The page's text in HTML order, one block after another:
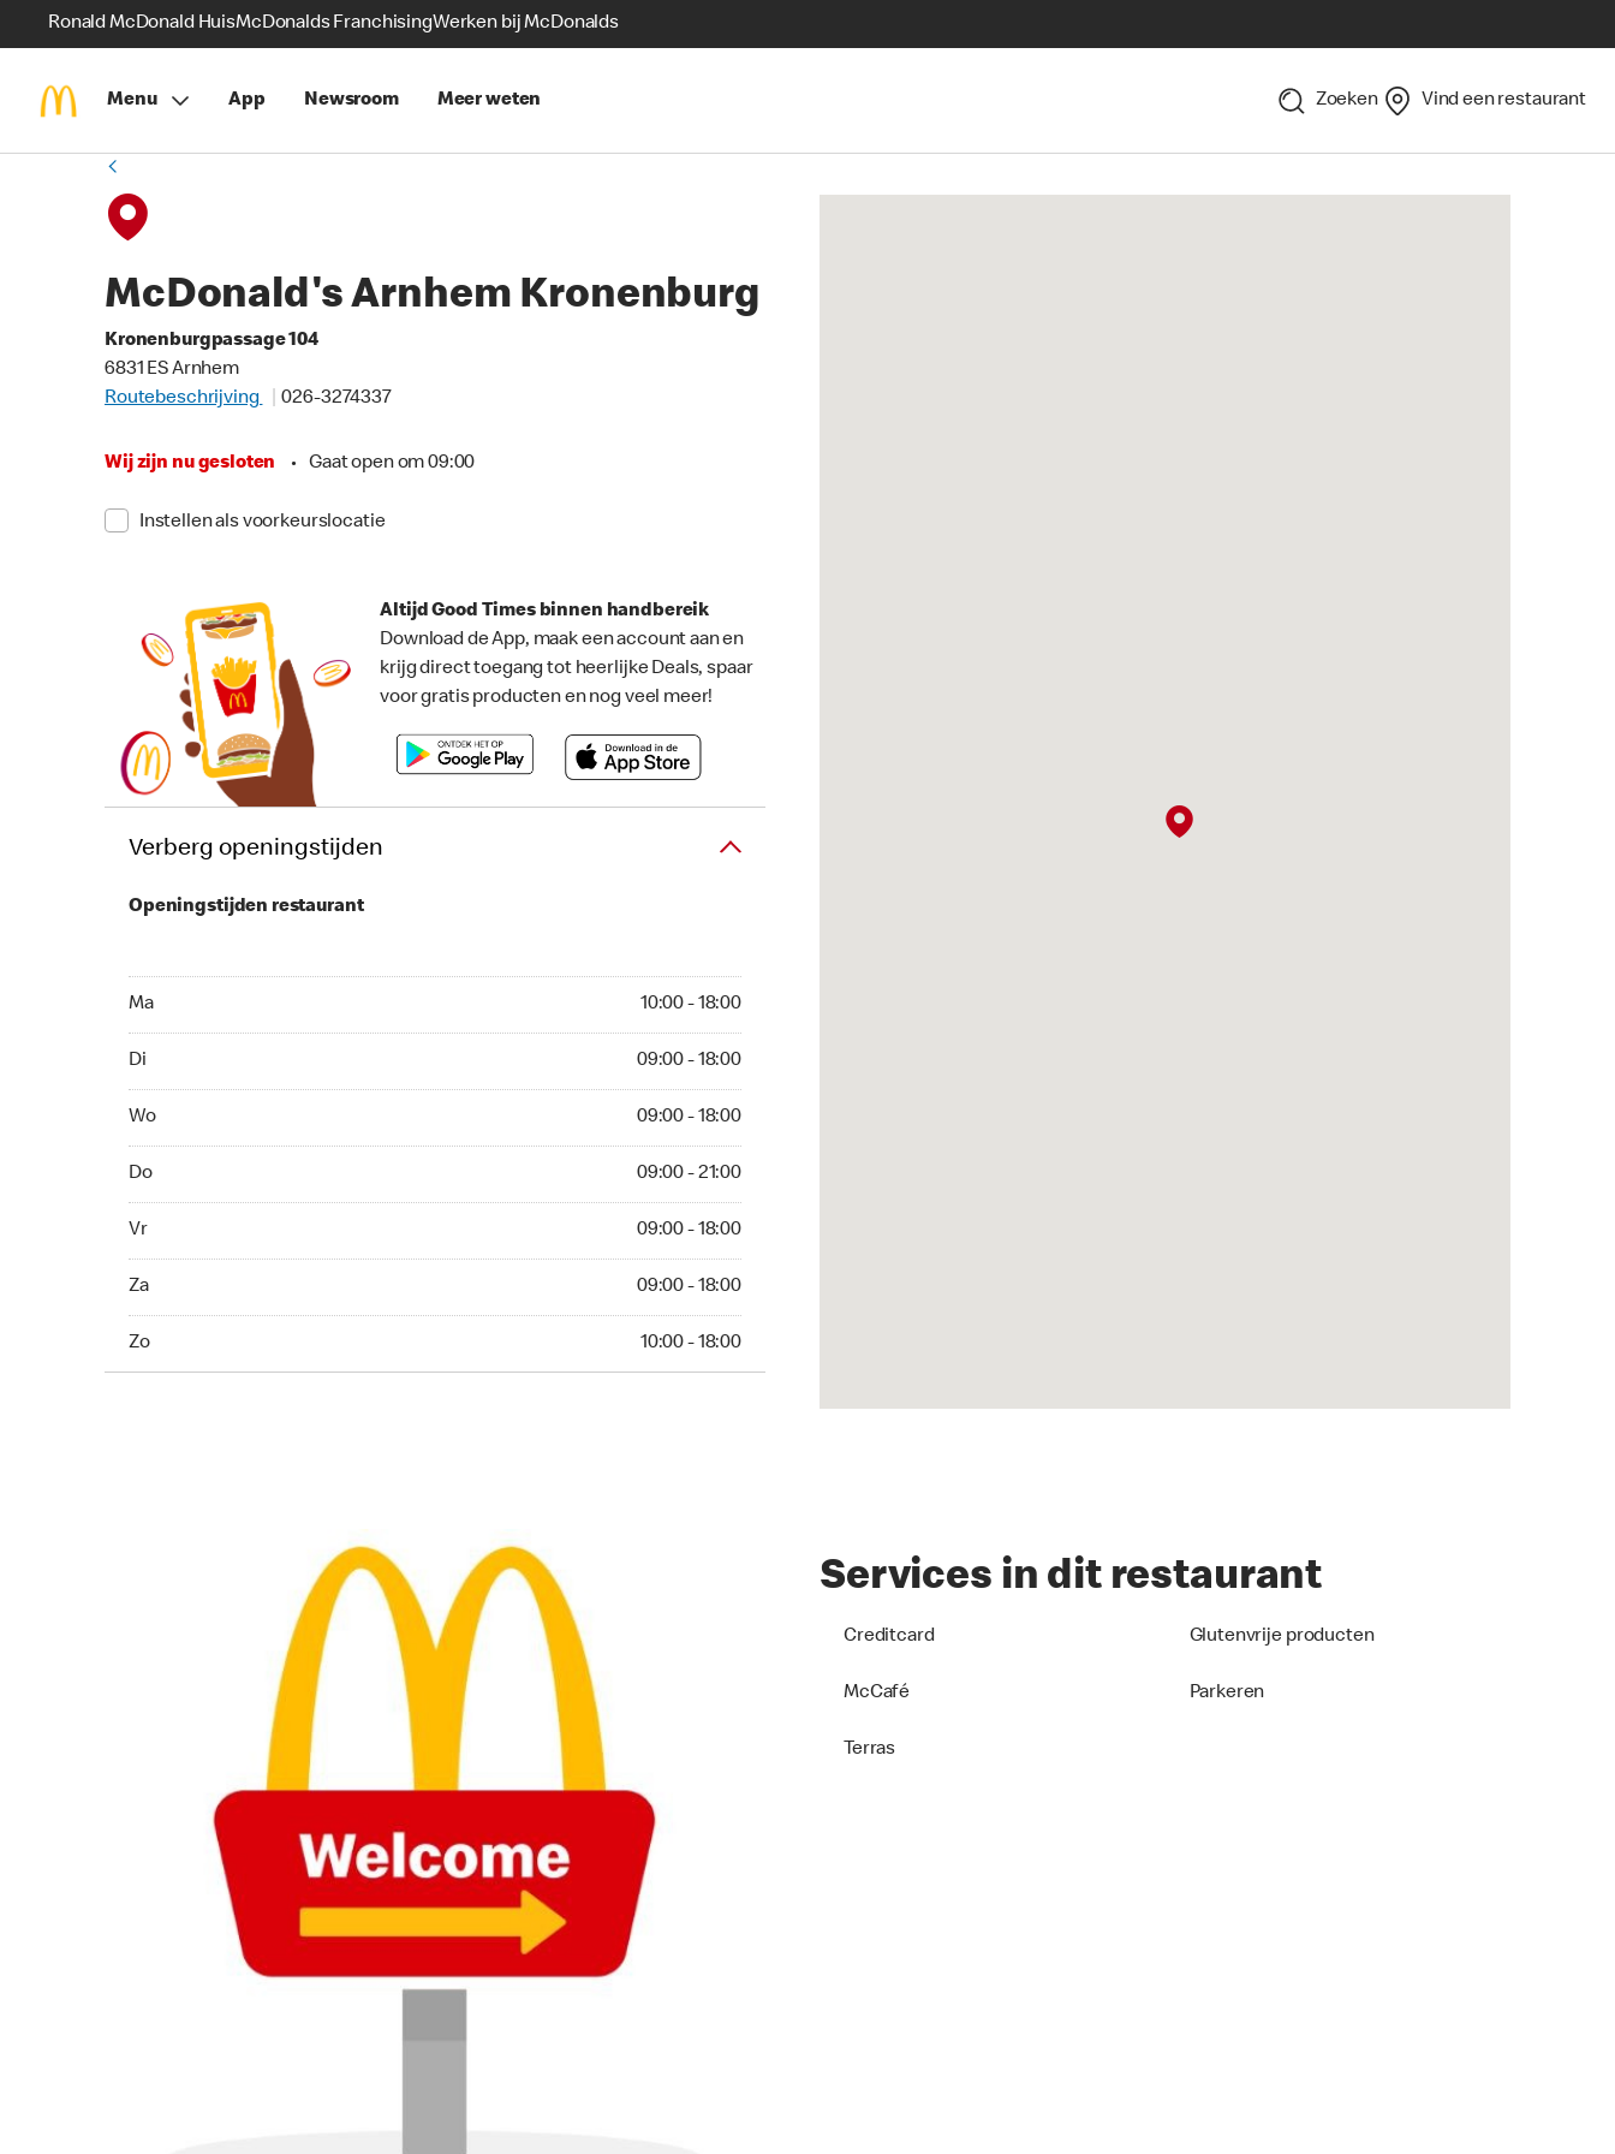
Ronald McDonald HuisMcDonalds FranchisingWerken bij McDonalds
Menu App Newsroom Meer weten Zoeken Vind een restaurant
McDonald's Arnhem Kronenburg
Kronenburgpassage 104
6831 ES Arnhem
Routebeschrijving
026-3274337
Wij zijn nu gesloten • Gaat open om 09:00
Instellen als voorkeurslocatie
Altijd Good Times binnen handbereik
Download de App, maak een account aan en
krijg direct toegang tot heerlijke Deals, spaar
voor gratis producten en nog veel meer!
Verberg openingstijden
Openingstijden restaurant
Ma 10:00 - 18:00
Di 09:00 - 18:00
Wo 09:00 - 18:00
Do 09:00 - 21:00
Vr 09:00 - 18:00
Za 09:00 - 18:00
Zo 10:00 - 18:00
Services in dit restaurant
Creditcard Glutenvrije producten
McCafé Parkeren
Terras